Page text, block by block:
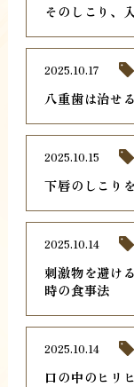
そのしこり、
八重歯は治せ
2025.10.17
下唇のしこり
2025.10.15
刺激物を避け
時の食事法
2025.10.14
口の中のヒリ
2025.10.14